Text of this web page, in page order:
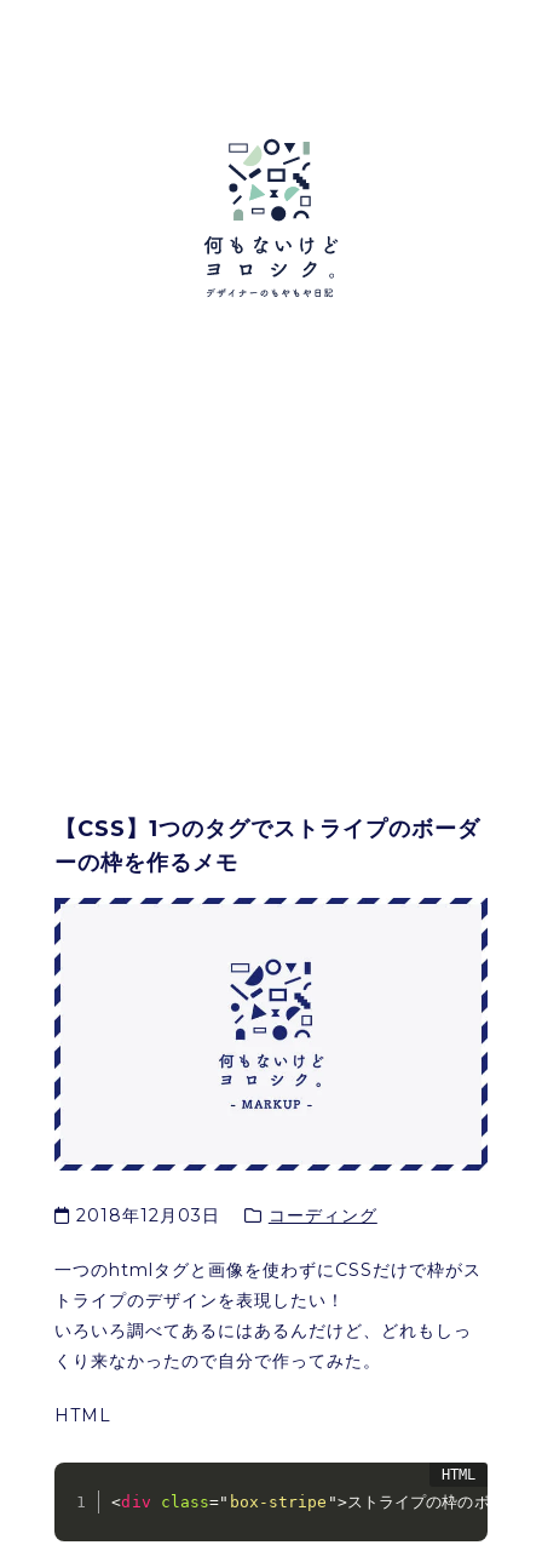
【CSS】1つのタグでストライプのボーダ
ーの枠を作るメモ
2018年12月03日 コーディング
一つのhtmlタグと画像を使わずにCSSだけで枠がス
トライプのデザインを表現したい！
いろいろ調べてあるにはあるんだけど、どれもしっ
くり来なかったので自分で作ってみた。
HTML
<div class=" box-stripe ">ストライプの枠のボックス